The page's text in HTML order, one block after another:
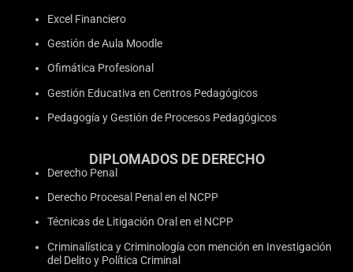
Excel Financiero
Gestión de Aula Moodle
Ofimática Profesional
Gestión Educativa en Centros Pedagógicos
Pedagogía y Gestión de Procesos Pedagógicos
DIPLOMADOS DE DERECHO
Derecho Penal
Derecho Procesal Penal en el NCPP
Técnicas de Litigación Oral en el NCPP
Criminalística y Criminología con mención en Investigación
del Delito y Política Criminal